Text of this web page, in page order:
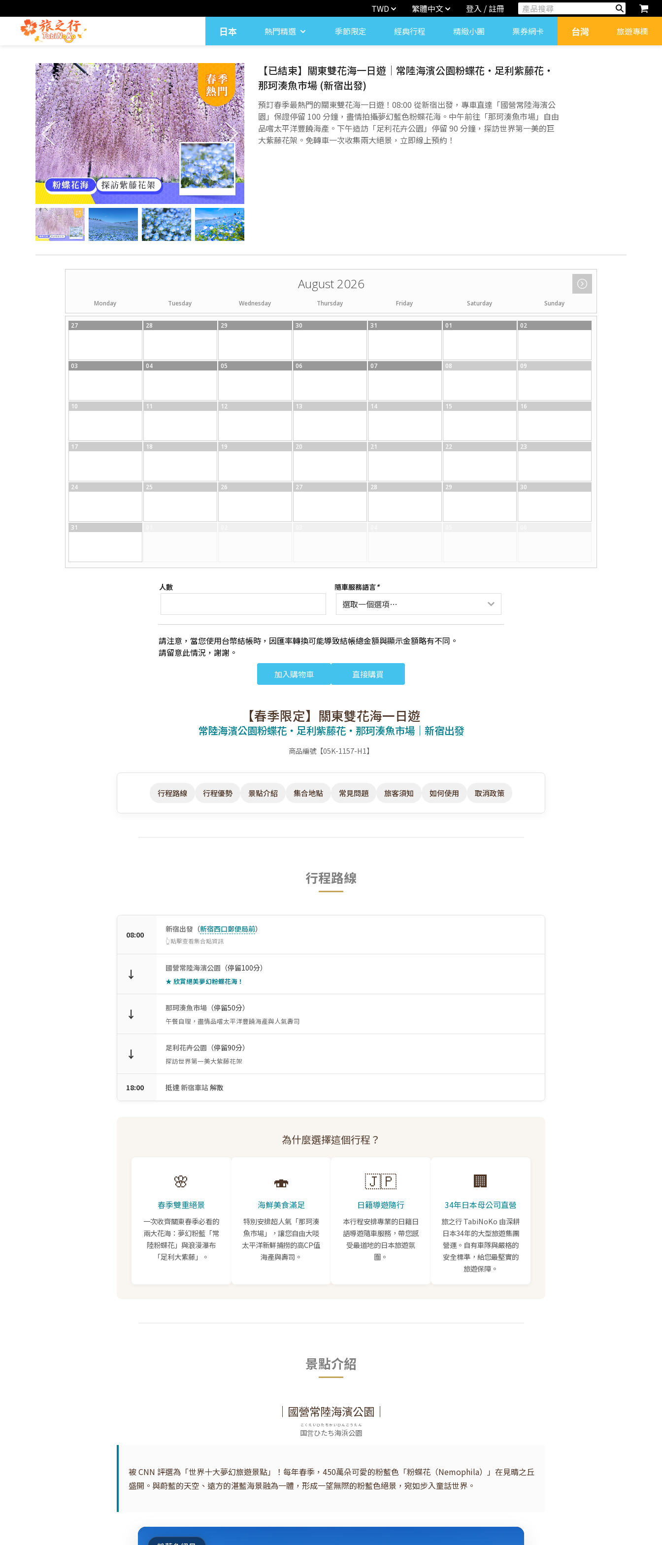
【已結束】關東雙花海一日遊｜常陸海濱公園粉蝶花・足利紫藤花・
那珂湊魚市場 (新宿出發)
預訂春季最熱門的關東雙花海一日遊！08:00 從新宿出發，專車直達「國營常陸海濱公
園」保證停留 100 分鐘，盡情拍攝夢幻藍色粉蝶花海。中午前往「那珂湊魚市場」自由
品嚐太平洋豐饒海產。下午造訪「足利花卉公園」停留 90 分鐘，探訪世界第一美的巨
大紫藤花架。免轉車一次收集兩大絕景，立即線上預約！
August 2026
Monday Tuesday Wednesday Thursday Friday Saturday Sunday
27 28 29 30 31 01 02
03 04 05 06 07 08 09
10 11 12 13 14 15 16
17 18 19 20 21 22 23
24 25 26 27 28 29 30
31
人數 隨車服務語言*
請注意，當您使用台幣結帳時，因匯率轉換可能導致結帳總金額與顯示金額略有不同。
請留意此情況，謝謝。
加入購物車
直接購買
【春季限定】關東雙花海一日遊
常陸海濱公園粉蝶花・足利紫藤花・那珂湊魚市場｜新宿出發
商品編號【05K-1157-H1】
行程路線 行程優勢 景點介紹 集合地點 常見問題 旅客須知 如何使用 取消政策
行程路線
08:00
新宿出發 （新宿西口郵便局前）
👆點擊查看集合點資訊
↓ 國營常陸海濱公園 （停留100分）
★ 欣賞絕美夢幻粉蝶花海！
↓ 那珂湊魚市場 （停留50分）
午餐自理，盡情品嚐太平洋豐饒海產與人氣壽司
↓ 足利花卉公園 （停留90分）
探訪世界第一美大紫藤花架
18:00 抵達新宿車站解散
為什麼選擇這個行程？
🌸
春季雙重絕景
一次收齊關東春季必看的
兩大花海：夢幻粉藍「常
陸粉蝶花」與浪漫瀑布
「足利大紫藤」。
🍣
海鮮美食滿足
特別安排超人氣「那珂湊
魚市場」，讓您自由大啖
太平洋新鮮捕撈的高CP值
海產與壽司。
🇯🇵
日籍導遊隨行
本行程安排專業的日籍日
語導遊隨車服務，帶您感
受最道地的日本旅遊氛
圍。
🏢
34年日本母公司直營
旅之行 TabiNoKo 由深耕
日本34年的大型旅遊集團
營運。自有車隊與嚴格的
安全標準，給您最堅實的
旅遊保障。
景點介紹
｜國營常陸海濱公園｜
国営ひたち海浜公園
こくえいひたちかいひんこうえん
被 CNN 評選為「世界十大夢幻旅遊景點」！每年春季，450萬朵可愛的粉藍色「粉蝶花（Nemophila）」在見晴之丘
盛開。與蔚藍的天空、遠方的湛藍海景融為一體，形成一望無際的粉藍色絕景，宛如步入童話世界。
TWD 繁體中文 登入 / 註冊
日本 熱門精選 季節限定 經典行程 精緻小團 票券網卡 台灣 旅遊專欄